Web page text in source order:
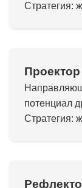
Стратегия:
Проектор
потенциал
Стратегия: